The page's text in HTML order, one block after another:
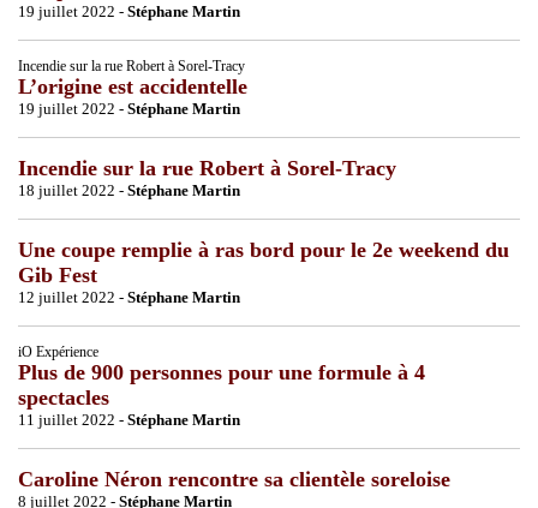
19 juillet 2022 - Stéphane Martin
Incendie sur la rue Robert à Sorel-Tracy
L’origine est accidentelle
19 juillet 2022 - Stéphane Martin
Incendie sur la rue Robert à Sorel-Tracy
18 juillet 2022 - Stéphane Martin
Une coupe remplie à ras bord pour le 2e weekend du
Gib Fest
12 juillet 2022 - Stéphane Martin
iO Expérience
Plus de 900 personnes pour une formule à 4
spectacles
11 juillet 2022 - Stéphane Martin
Caroline Néron rencontre sa clientèle soreloise
8 juillet 2022 - Stéphane Martin